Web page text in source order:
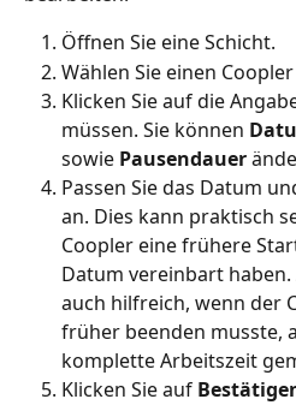
Öffnen Sie eine Schicht.
Wählen Sie einen
Klicken Sie auf die
müssen. Sie können
sowie Pausendauer
Passen Sie das Datum
an. Dies kann praktisch
Coopler eine frühere
Datum vereinbart
auch hilfreich, wenn der
früher beenden musste,
komplette Arbeitszeit
Klicken Sie auf